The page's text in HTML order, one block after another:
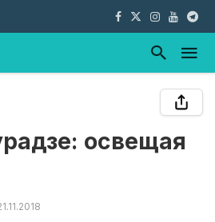
освещая